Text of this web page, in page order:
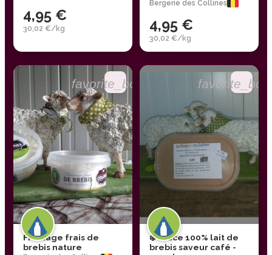
4,95 €
30,02 €/kg
Bergerie des Collines
4,95 €
30,02 €/kg
favorite_border
Fromage frais de
brebis nature
❄️ Glace 100% lait de
brebis saveur café -